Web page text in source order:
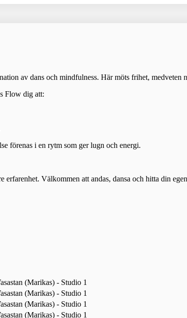
av dans och mindfulness. Här möts frihet, medveten
Flow dig att:
förenas i en rytm som ger lugn och energi.
Välkommen att andas, dansa och hitta din
(Marikas) - Studio 1
(Marikas) - Studio 1
(Marikas) - Studio 1
(Marikas) - Studio 1